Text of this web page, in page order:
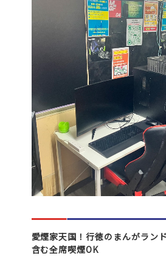
オンラインゲーム
映画 / アニメ / 電子書籍
愛煙家天国！行徳のまんがラン
含む全席喫煙OK